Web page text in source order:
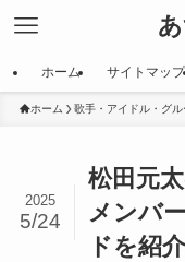
ホーム サイトマップ
ホーム 歌手・アイドル・グル
松田元
メンバ
ドを紹介
2025
5/24